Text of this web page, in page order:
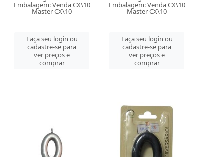
Embalagem: Venda CX\10
Master CX\10
Faça seu login ou
cadastre-se para
ver preços e
comprar
Embalagem: Venda CX\10
Master CX\10
Faça seu login ou
cadastre-se para
ver preços e
comprar